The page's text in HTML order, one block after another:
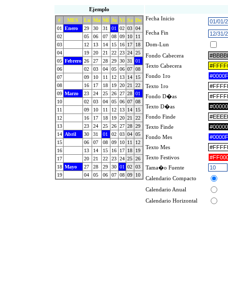
Ejemplo
# MES Lu Ma Mi Ju Vi Sa Do
01
Enero 29 30 31 01 02 03 04
02
05 06 07 08 09 10
11
03
12 13 14 15 16 17
18
04
19 20 21 22 23 24 25
05 Febrero 26 27 28 29 30 31
01
06
02 03 04 05 06 07 08
07
09 10 11 12 13 14
15
08
16 17 18 19 20 21
22
09 Marzo 23 24 25 26 27 28 01
10
02 03 04 05 06 07 08
11
09 10 11 12 13 14
15
12
16 17 18 19 20 21
22
13
23 24 25 26 27 28 29
14 Abril 30 31 01 02 03 04 05
15
06 07 08 09 10 11
12
16
13 14 15 16 17 18
19
17
20 21 22 23 24 25 26
18 Mayo 27 28 29 30 01 02 03
19
04 05 06 07 08 09 10
Fecha Inicio
Fecha Fin
Dom-Lun
Fondo Cabecera
Texto Cabecera
Fondo 1ro
Texto 1ro
Fondo D�as
Texto D�as
Fondo Finde
Texto Finde
Fondo Mes
Texto Mes
Texto Festivos
Tama�o Fuente
Calendario Compacto
Calendario Anual
Calendario Horizontal